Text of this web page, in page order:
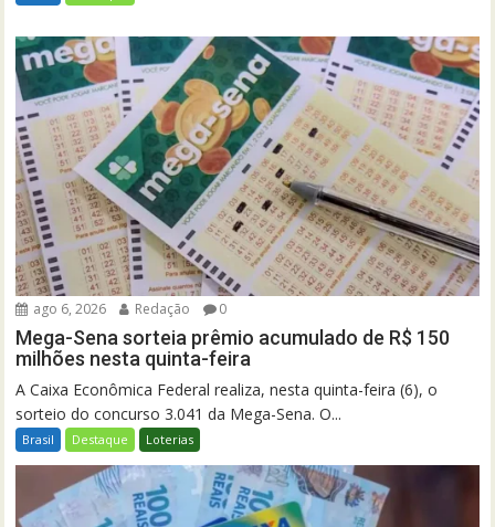
ago 6, 2026 Redação 0
Mega-Sena sorteia prêmio acumulado de R$ 150
milhões nesta quinta-feira
A Caixa Econômica Federal realiza, nesta quinta-feira (6), o
sorteio do concurso 3.041 da Mega-Sena. O...
Brasil Destaque Loterias